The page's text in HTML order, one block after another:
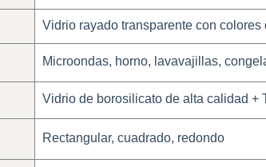
Vidrio rayado transparente con
Microondas, horno, lavavajillas,
Vidrio de borosilicato de alta calidad +
Rectangular, cuadrado, redondo